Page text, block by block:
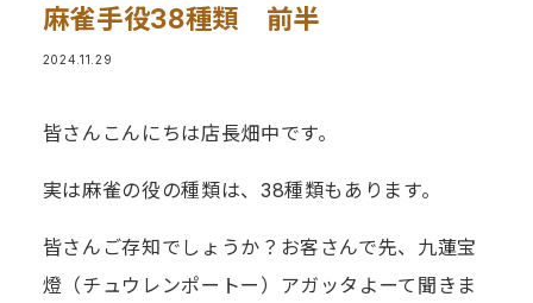
麻雀手役38種類 前半
2024.11.29
皆さんこんにちは店長畑中です。
実は麻雀の役の種類は、38種類もあります。
皆さんご存知でしょうか？お客さんで先、九蓮宝
燈（チュウレンポートー）アガッタよーて聞きま